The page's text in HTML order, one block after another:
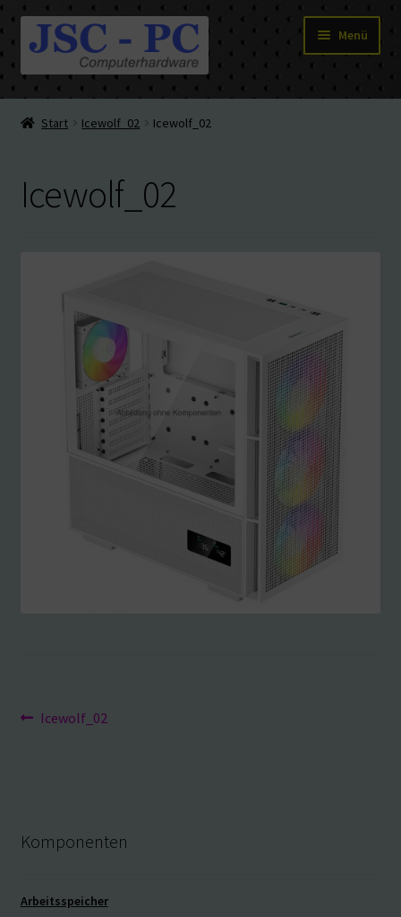
Zur
Navigation
springen
Zum
Inhalt
springen
Menü
Hardware
Staubschutz
Start Icewolf_02 Icewolf_02
Icewolf_02
Beitragsnavigation
Vorheriger
Icewolf_02
Komponenten
Arbeitsspeicher